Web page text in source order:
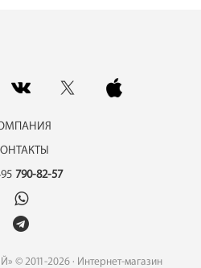
790-82-57
2011-2026 · Интернет-магазин